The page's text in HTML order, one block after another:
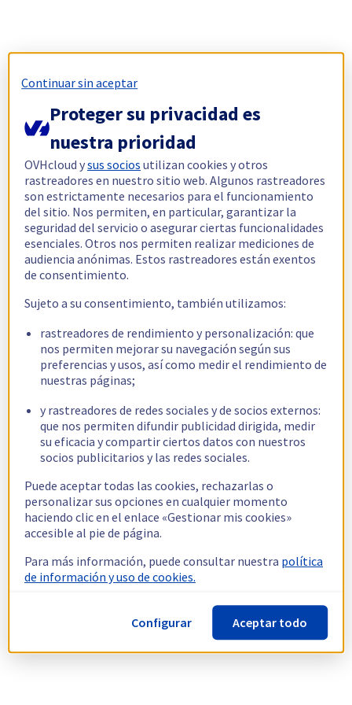
Continuar sin aceptar
Proteger su privacidad es
nuestra prioridad
OVHcloud ysus socios utilizan cookies y otros
rastreadores en nuestro sitio web. Algunos rastreadores
son estrictamente necesarios para el funcionamiento
del sitio. Nos permiten, en particular, garantizar la
seguridad del servicio o asegurar ciertas funcionalidades
esenciales. Otros nos permiten realizar mediciones de
audiencia anónimas. Estos rastreadores están exentos
de consentimiento.
Sujeto a su consentimiento, también utilizamos:
rastreadores de rendimiento y personalización: que
nos permiten mejorar su navegación según sus
preferencias y usos, así como medir el rendimiento de
nuestras páginas;
y rastreadores de redes sociales y de socios externos:
que nos permiten difundir publicidad dirigida, medir
su eficacia y compartir ciertos datos con nuestros
socios publicitarios y las redes sociales.
Puede aceptar todas las cookies, rechazarlas o
personalizar sus opciones en cualquier momento
haciendo clic en el enlace «Gestionar mis cookies»
accesible al pie de página.
Para más información, puede consultar nuestra política
de información y uso de cookies.
Configurar Aceptar todo